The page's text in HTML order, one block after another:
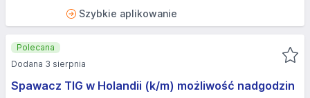
Szybkie aplikowanie
Spawacz TIG w Holandii (k/m) możliwość nadgodzin
Polecana
Dodana 3 sierpnia